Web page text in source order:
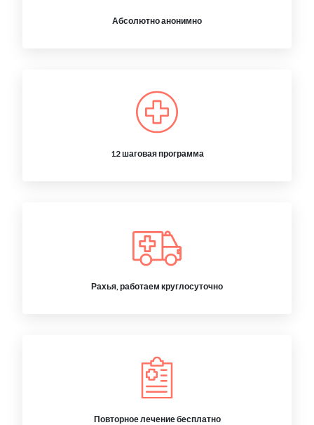
Абсолютно анонимно
12 шаговая программа
Рахья, работаем круглосуточно
Повторное лечение бесплатно